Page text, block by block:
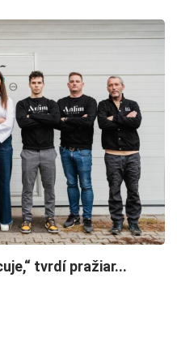
tvrdí pražiar...